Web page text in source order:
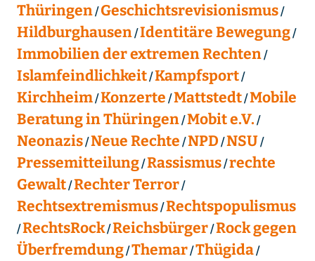
Thüringen Geschichtsrevisionismus
Hildburghausen Identitäre Bewegung
Immobilien der extremen Rechten
Islamfeindlichkeit Kampfsport
Kirchheim Konzerte Mattstedt Mobile
Beratung in Thüringen Mobit e.V.
Neonazis Neue Rechte NPD NSU
Pressemitteilung Rassismus rechte
Gewalt Rechter Terror
Rechtsextremismus Rechtspopulismus
RechtsRock Reichsbürger Rock gegen
Überfremdung Themar Thügida